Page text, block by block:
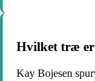
Hvilket træ er
Kay Bojesen